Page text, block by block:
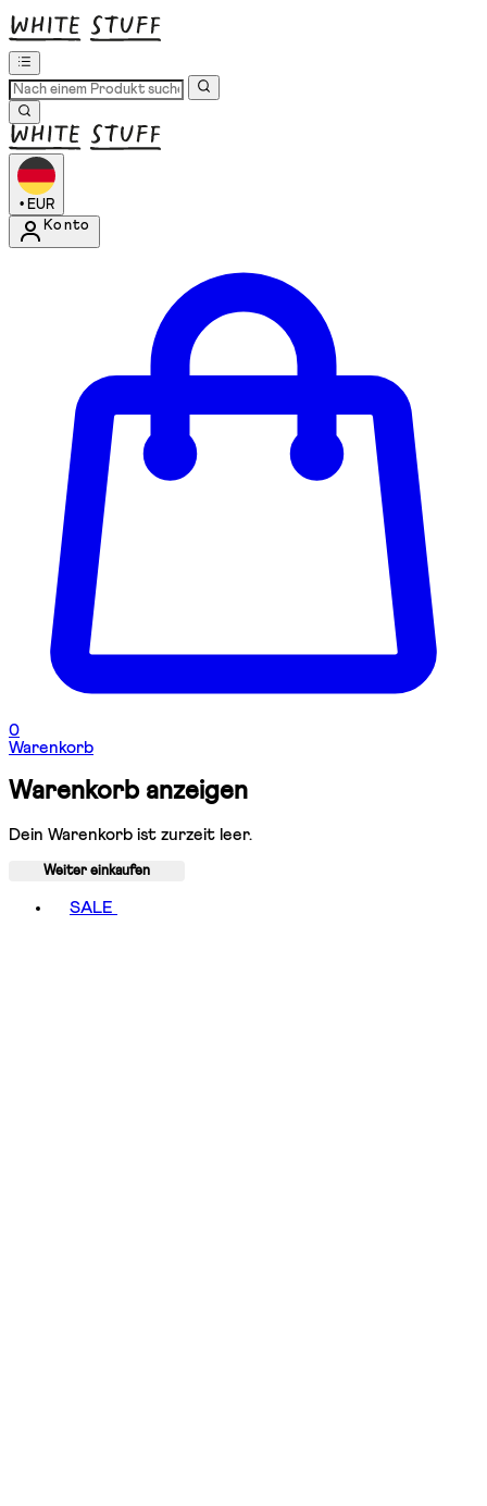
• EUR
Konto
0
Warenkorb
Warenkorb anzeigen
Dein Warenkorb ist zurzeit leer.
Weiter einkaufen
SALE